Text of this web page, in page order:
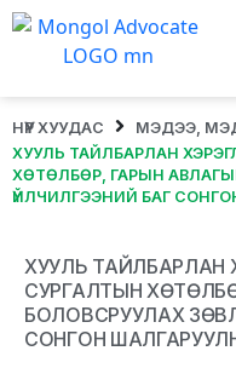
НҮҮР ХУУДАС
МЭДЭЭ,
ХУУЛЬ ТАЙЛБАРЛАН
ХӨТӨЛБӨР, ГАРЫН
ҮЙЛЧИЛГЭЭНИЙ БАГ
ХУУЛЬ ТАЙЛБАРЛАН
СУРГАЛТЫН
БОЛОВСРУУЛАХ
СОНГОН